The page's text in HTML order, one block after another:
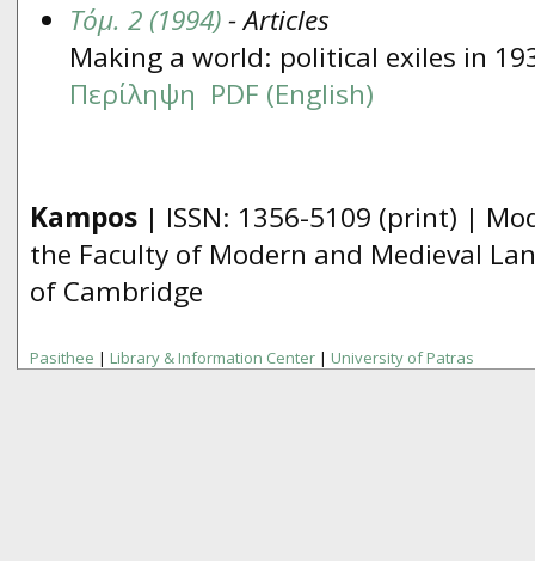
Τόμ. 2 (1994)- Articles
Making a world: political exiles in
Περίληψη PDF (English)
Kampos | ISSN: 1356­-5109 (print) |
the Faculty of Modern and Medieval
of Cambridge
Pasithee | Library & Information Center | University of Patras